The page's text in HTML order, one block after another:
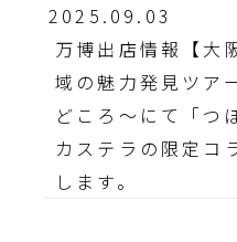
2025.09.03
万博出店情報【大
域の魅力発見ツア
どころ～にて「つ
カステラの限定コ
します。